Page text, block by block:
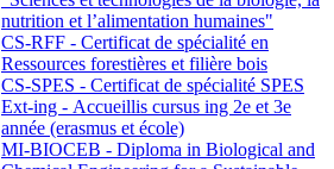
nutrition et l’alimentation humaines"
CS-RFF - Certificat de spécialité en
Ressources forestières et filière bois
CS-SPES - Certificat de spécialité SPES
Ext-ing - Accueillis cursus ing 2e et 3e
année (erasmus et école)
MI-BIOCEB - Diploma in Biological and